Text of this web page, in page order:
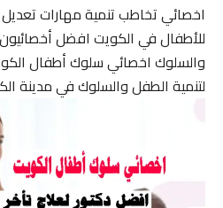
اخصائي تخاطب تنمية مهارات
للأطفال في الكويت افضل
والسلوك اخصائي سلوك أطفال
لتنمية الطفل والسلوك في مدينة